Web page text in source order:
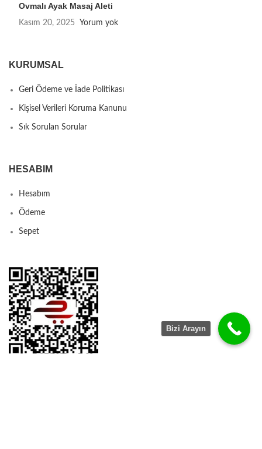
Ovmalı Ayak Masaj Aleti
Kasım 20, 2025 Yorum yok
KURUMSAL
Geri Ödeme ve İade Politikası
Kişisel Verileri Koruma Kanunu
Sık Sorulan Sorular
HESABIM
Hesabım
Ödeme
Sepet
Bizi Arayın